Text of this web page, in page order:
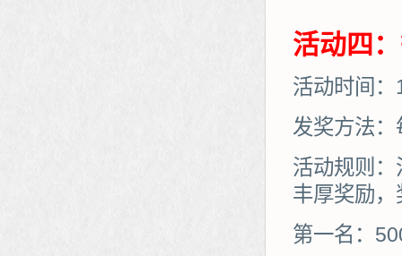
活动四
活动时间
发奖方法：
活动规则
丰厚奖励
第一名：